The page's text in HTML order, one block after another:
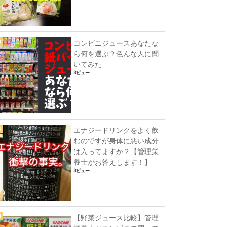
コンビニジュースあなたな
ら何を選ぶ？色んな人に聞
いてみた
3ビュー
エナジードリンクをよく飲
むのですが身体に悪い成分
は入ってますか？【管理栄
養士がお答えします！】
3ビュー
【野菜ジュース比較】管理